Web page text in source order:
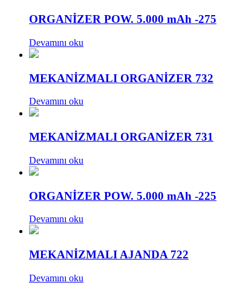
ORGANİZER POW. 5.000 mAh -275
Devamını oku
MEKANİZMALI ORGANİZER 732
Devamını oku
MEKANİZMALI ORGANİZER 731
Devamını oku
ORGANİZER POW. 5.000 mAh -225
Devamını oku
MEKANİZMALI AJANDA 722
Devamını oku